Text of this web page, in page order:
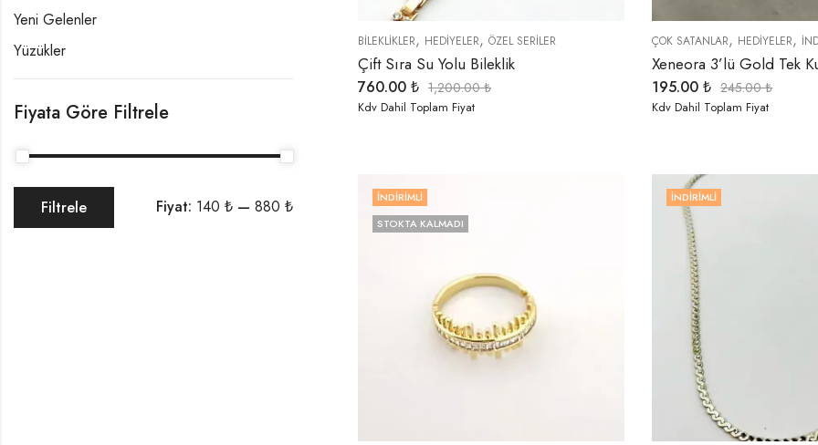
BİLEKLİKLER, HEDIYELER, ÖZEL SERİLER
Çift Sıra Su Yolu Bileklik
760.00 ₺ 1,200.00₺
Kdv Dahil Toplam Fiyat
ÇOK SATANLAR, HEDIYELER,
Xeneora 3’lü Gold Tek
195.00₺ 245.00₺
Kdv Dahil Toplam Fiyat
İNDIRIMLI
STOKTA KALMADI
İNDIRIMLI
Yeni Gelenler
Yüzükler
Fiyata Göre Filtrele
Filtrele Fiyat: 140 ₺ — 880 ₺